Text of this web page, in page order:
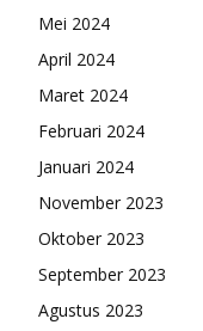
Mei 2024
April 2024
Maret 2024
Februari 2024
Januari 2024
November 2023
Oktober 2023
September 2023
Agustus 2023